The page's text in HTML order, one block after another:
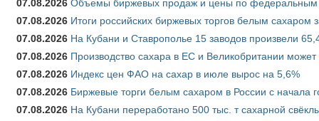
07.08.2026 Объемы биржевых продаж и цены по федеральным
07.08.2026 Итоги российских биржевых торгов белым сахаром
07.08.2026 На Кубани и Ставрополье 15 заводов произвели
07.08.2026 Производство сахара в ЕС и Великобритании
07.08.2026 Индекс цен ФАО на сахар в июле вырос на 5,6%
07.08.2026 Биржевые торги белым сахаром в России с начала
07.08.2026 На Кубани переработано 500 тыс. т сахарной